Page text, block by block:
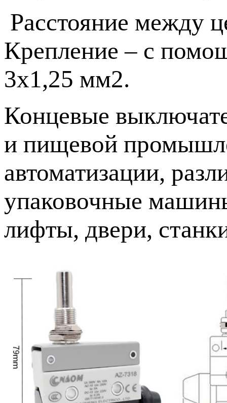
Расстояние между
Крепление – с
3х1,25 мм2.
Концевые
и пищевой
автоматизации,
упаковочные
лифты, двери,